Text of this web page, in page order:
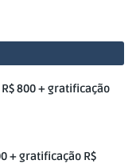
( R$ 800 + gratificação
+ gratificação R$